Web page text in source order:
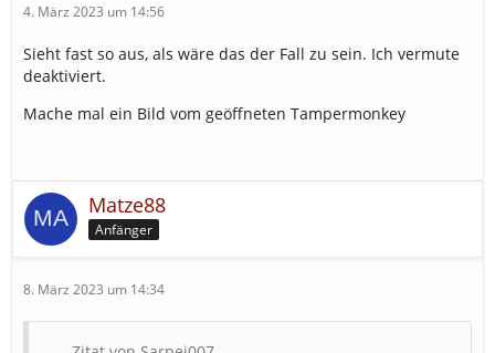
4. März 2023 um 14:56
Sieht fast so aus, als wäre das der Fall zu sein. Ich vermute
deaktiviert.
Mache mal ein Bild vom geöffneten Tampermonkey
Matze88
Anfänger
8. März 2023 um 14:34